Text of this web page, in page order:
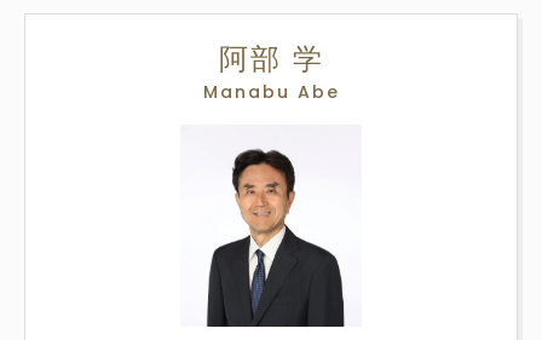
阿部 学
Manabu Abe